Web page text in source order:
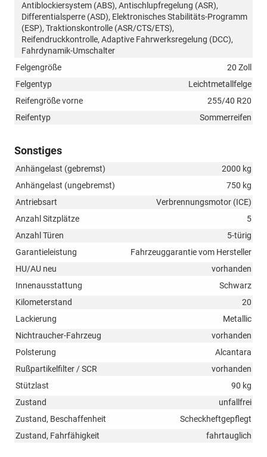
Antiblockiersystem (ABS), Antischlupfregelung (ASR),
Differentialsperre (ASD), Elektronisches Stabilitäts-Programm
(ESP), Traktionskontrolle (ASR/CTS/ETS),
Reifendruckkontrolle, Adaptive Fahrwerksregelung (DCC),
Fahrdynamik-Umschalter
Felgengröße
20 Zoll
Felgentyp
Leichtmetallfelge
Reifengröße vorne
255/40 R20
Reifentyp
Sommerreifen
Sonstiges
Anhängelast (gebremst)
2000 kg
Anhängelast (ungebremst)
750 kg
Antriebsart
Verbrennungsmotor (ICE)
Anzahl Sitzplätze
5
Anzahl Türen
5-türig
Garantieleistung
Fahrzeuggarantie vom Hersteller
HU/AU neu
vorhanden
Innenausstattung
Schwarz
Kilometerstand
20
Lackierung
Metallic
Nichtraucher-Fahrzeug
vorhanden
Polsterung
Alcantara
Rußpartikelfilter / SCR
vorhanden
Stützlast
90 kg
Zustand
unfallfrei
Zustand, Beschaffenheit
Scheckheftgepflegt
Zustand, Fahrfähigkeit
fahrtauglich